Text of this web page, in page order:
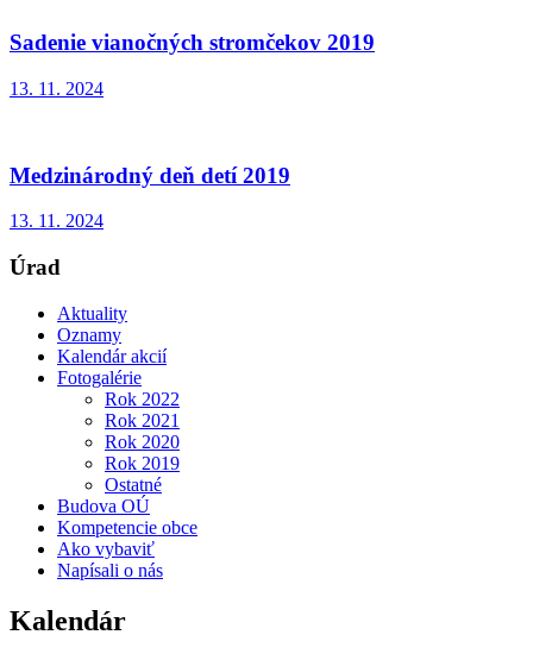
Sadenie vianočných stromčekov 2019
13. 11. 2024
Medzinárodný deň detí 2019
13. 11. 2024
Úrad
Aktuality
Oznamy
Kalendár akcií
Fotogalérie
Rok 2022
Rok 2021
Rok 2020
Rok 2019
Ostatné
Budova OÚ
Kompetencie obce
Ako vybaviť
Napísali o nás
Kalendár